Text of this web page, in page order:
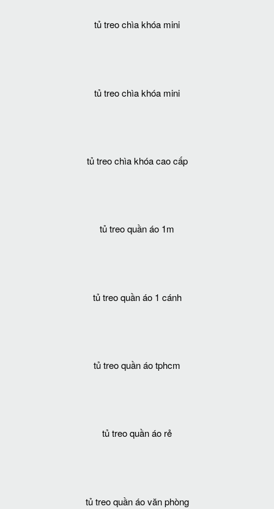
tủ treo quần áo tphcm
tủ treo quần áo rẻ